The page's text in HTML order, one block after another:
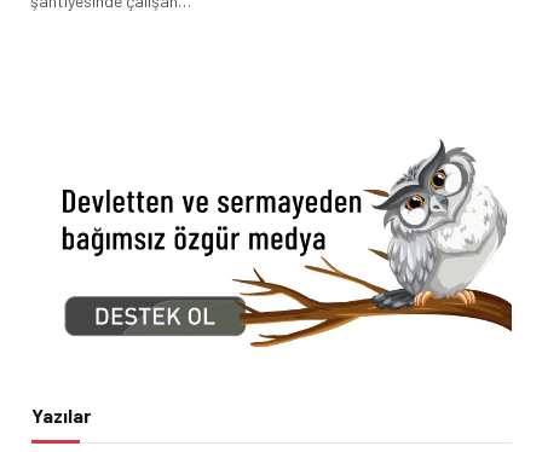
Yazılar